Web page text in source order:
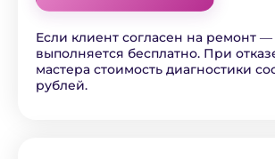
Если клиент согласен на ремонт ―
выполняется бесплатно. При
мастера стоимость диагностики
рублей.